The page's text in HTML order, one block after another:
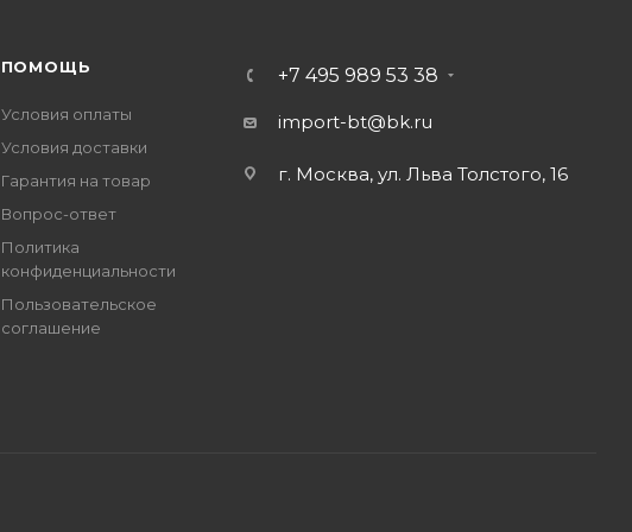
ПОМОЩЬ
Условия оплаты
Условия доставки
Гарантия на товар
Вопрос-ответ
Политика
конфиденциальности
Пользовательское
соглашение
+7 495 989 53 38
import-bt@bk.ru
г. Москва, ул. Льва Толстого, 16